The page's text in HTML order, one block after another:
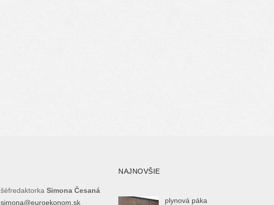
šéfredaktorka Simona Česaná
simona@euroekonom.sk
NAJNOVŠIE
plynová páka